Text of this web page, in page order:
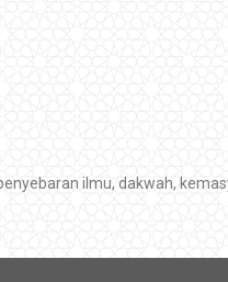
ilmu, dakwah,